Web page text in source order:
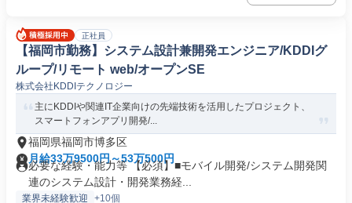
正社員
【福岡市勤務】システム設計兼開発エンジニア/KDDIグ
ループ/リモート web/オープンSE
株式会社KDDIテクノロジー
主にKDDIや関連IT企業向けの先端技術を活用したプロジェクト、
スマートフォンアプリ開発/...
福岡県福岡市博多区
月給33万9500円～53万500円
必要な経験・能力等 【必須】■モバイル開発/システム開発関
連のシステム設計・開発業務経...
業界未経験歓迎 +10個